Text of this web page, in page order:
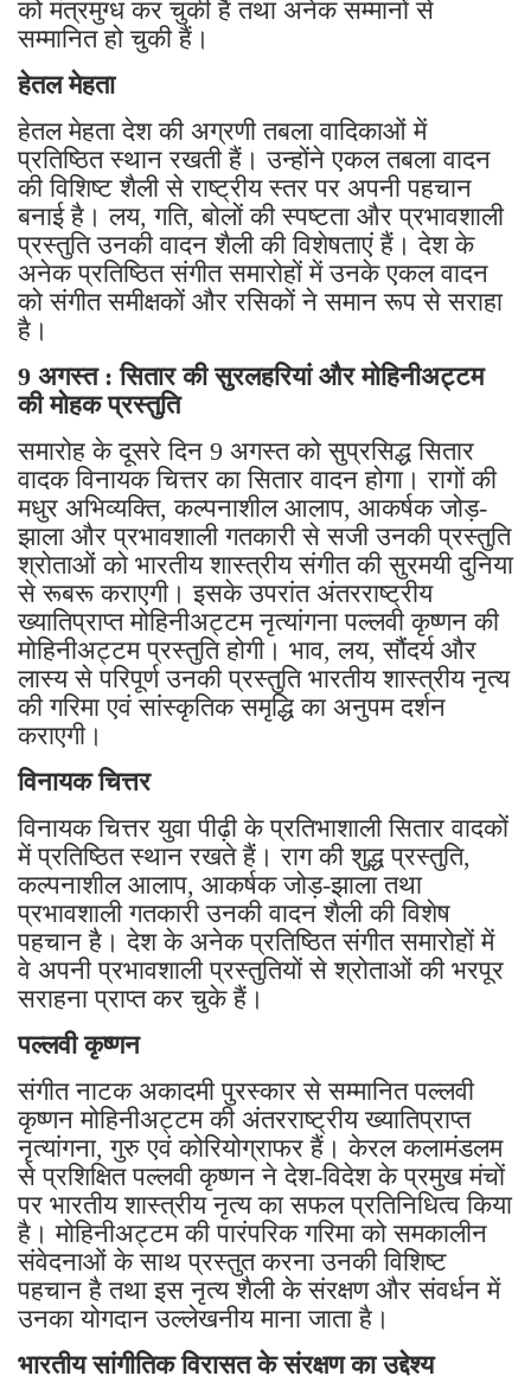
को मंत्रमुग्ध कर चुकी हैं तथा अनेक सम्मानों से
सम्मानित हो चुकी हैं।
हेतल मेहता
हेतल मेहता देश की अग्रणी तबला वादिकाओं में
प्रतिष्ठित स्थान रखती हैं। उन्होंने एकल तबला वादन
की विशिष्ट शैली से राष्ट्रीय स्तर पर अपनी पहचान
बनाई है। लय, गति, बोलों की स्पष्टता और प्रभावशाली
प्रस्तुति उनकी वादन शैली की विशेषताएं हैं। देश के
अनेक प्रतिष्ठित संगीत समारोहों में उनके एकल वादन
को संगीत समीक्षकों और रसिकों ने समान रूप से सराहा
है।
9 अगस्त : सितार की सुरलहरियां और मोहिनीअट्टम
की मोहक प्रस्तुति
समारोह के दूसरे दिन 9 अगस्त को सुप्रसिद्ध सितार
वादक विनायक चित्तर का सितार वादन होगा। रागों की
मधुर अभिव्यक्ति, कल्पनाशील आलाप, आकर्षक जोड़-
झाला और प्रभावशाली गतकारी से सजी उनकी प्रस्तुति
श्रोताओं को भारतीय शास्त्रीय संगीत की सुरमयी दुनिया
से रूबरू कराएगी। इसके उपरांत अंतरराष्ट्रीय
ख्यातिप्राप्त मोहिनीअट्टम नृत्यांगना पल्लवी कृष्णन की
मोहिनीअट्टम प्रस्तुति होगी। भाव, लय, सौंदर्य और
लास्य से परिपूर्ण उनकी प्रस्तुति भारतीय शास्त्रीय नृत्य
की गरिमा एवं सांस्कृतिक समृद्धि का अनुपम दर्शन
कराएगी।
विनायक चित्तर
विनायक चित्तर युवा पीढ़ी के प्रतिभाशाली सितार वादकों
में प्रतिष्ठित स्थान रखते हैं। राग की शुद्ध प्रस्तुति,
कल्पनाशील आलाप, आकर्षक जोड़-झाला तथा
प्रभावशाली गतकारी उनकी वादन शैली की विशेष
पहचान है। देश के अनेक प्रतिष्ठित संगीत समारोहों में
वे अपनी प्रभावशाली प्रस्तुतियों से श्रोताओं की भरपूर
सराहना प्राप्त कर चुके हैं।
पल्लवी कृष्णन
संगीत नाटक अकादमी पुरस्कार से सम्मानित पल्लवी
कृष्णन मोहिनीअट्टम की अंतरराष्ट्रीय ख्यातिप्राप्त
नृत्यांगना, गुरु एवं कोरियोग्राफर हैं। केरल कलामंडलम
से प्रशिक्षित पल्लवी कृष्णन ने देश-विदेश के प्रमुख मंचों
पर भारतीय शास्त्रीय नृत्य का सफल प्रतिनिधित्व किया
है। मोहिनीअट्टम की पारंपरिक गरिमा को समकालीन
संवेदनाओं के साथ प्रस्तुत करना उनकी विशिष्ट
पहचान है तथा इस नृत्य शैली के संरक्षण और संवर्धन में
उनका योगदान उल्लेखनीय माना जाता है।
भारतीय सांगीतिक विरासत के संरक्षण का उद्देश्य